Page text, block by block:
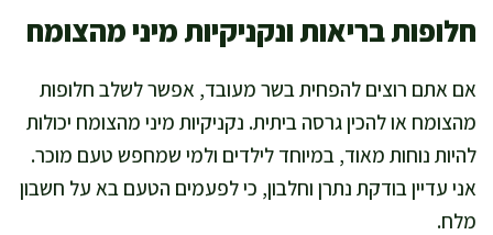
חלופות בריאות ונקניקיות מיני מהצומח
אם אתם רוצים להפחית בשר מעובד, אפשר לשלב חלופות
מהצומח או להכין גרסה ביתית. נקניקיות מיני מהצומח יכולות
להיות נוחות מאוד, במיוחד לילדים ולמי שמחפש טעם מוכר.
אני עדיין בודקת נתרן וחלבון, כי לפעמים הטעם בא על חשבון
מלח.